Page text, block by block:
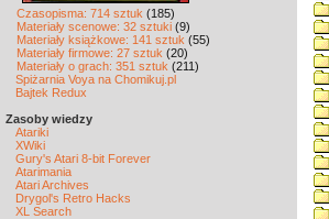
Czasopisma: 714 sztuk (185)
Materiały scenowe: 32 sztuki (9)
Materiały książkowe: 141 sztuk (55)
Materiały firmowe: 27 sztuk (20)
Materiały o grach: 351 sztuk (211)
Spiżarnia Voya na Chomikuj.pl
Bajtek Redux
Zasoby wiedzy
Atariki
XWiki
Gury's Atari 8-bit Forever
Atarimania
Atari Archives
Drygol's Retro Hacks
XL Search